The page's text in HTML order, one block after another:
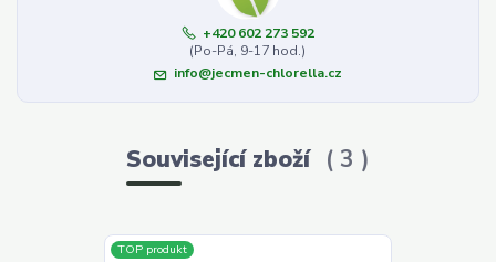
+420 602 273 592
(Po-Pá, 9-17 hod.)
info@jecmen-chlorella.cz
Související zboží 3
TOP produkt